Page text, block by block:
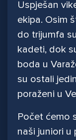
Uspješan
ekipa. Osim
do trijumfa
kadeti, dok
boda u
su ostali
poraženi u
Počet ćemo
naši juniori